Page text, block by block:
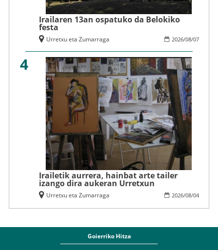
Irailaren 13an ospatuko da Belokiko
festa
2026/08/07
Urretxu eta Zumarraga
4
Irailetik aurrera, hainbat arte tailer
izango dira aukeran Urretxun
2026/08/04
Urretxu eta Zumarraga
Goierriko Hitza